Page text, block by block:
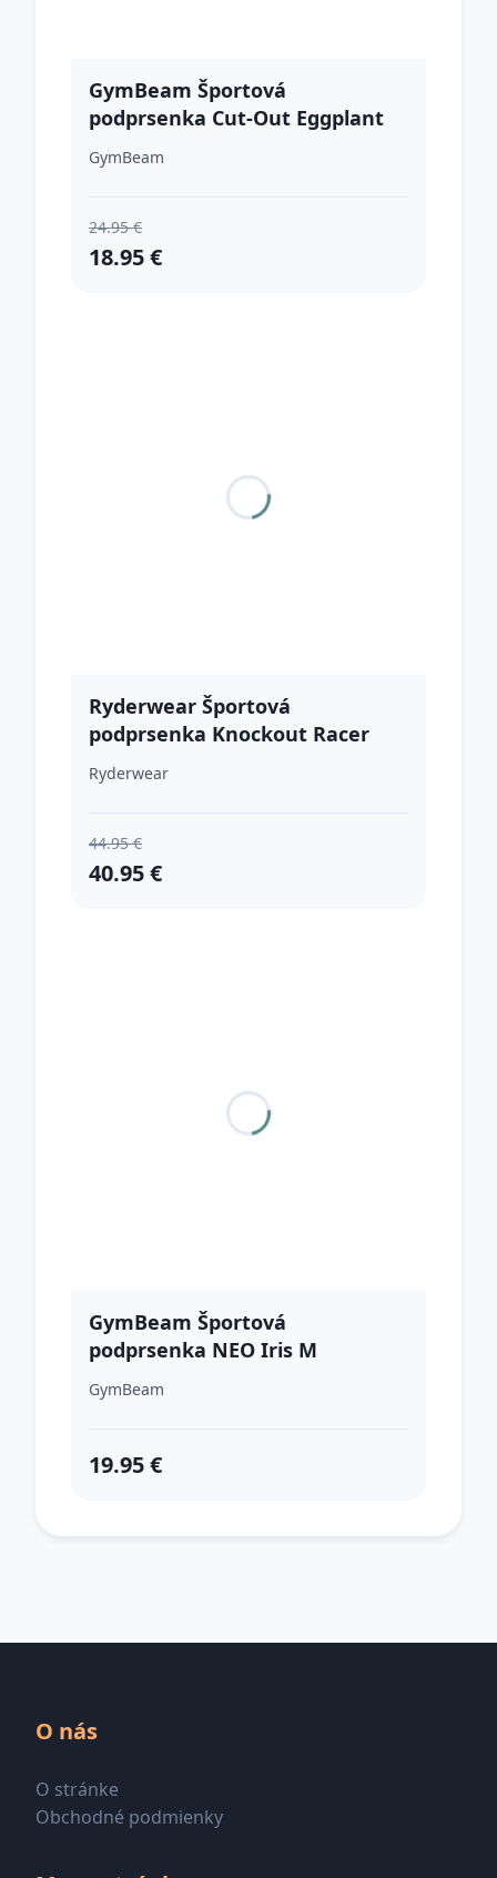
GymBeam Športová
podprsenka Cut-Out Eggplant
XSXS
GymBeam
24.95 €
18.95 €
Ryderwear Športová
podprsenka Knockout Racer
Back Black L
Ryderwear
44.95 €
40.95 €
GymBeam Športová
podprsenka NEO Iris M
GymBeam
19.95 €
O nás
O stránke
Obchodné podmienky